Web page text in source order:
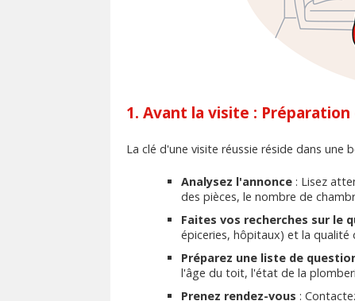
1. Avant la visite :
La clé d'une visite réussie réside dans une
Analysez l'annonce: Lisez
des pièces, le nombre de
Faites vos recherches sur le
épiceries, hôpitaux) et la qualité
Préparez une liste de
l'âge du toit, l'état de la
Prenez rendez-vous :